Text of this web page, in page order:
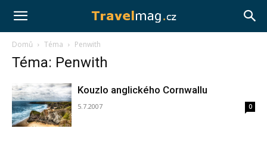
Travelmag.cz
Domů Téma Penwith
Téma: Penwith
Kouzlo anglického Cornwallu
5.7.2007 0